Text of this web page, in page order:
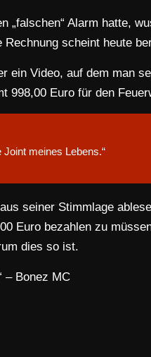
„falschen“ Alarm hatte,
scheint heute
ein Video, auf dem man
998,00 Euro für den
meines Lebens.“
seiner Stimmlage
Euro bezahlen zu
dies so ist.
– Bonez MC